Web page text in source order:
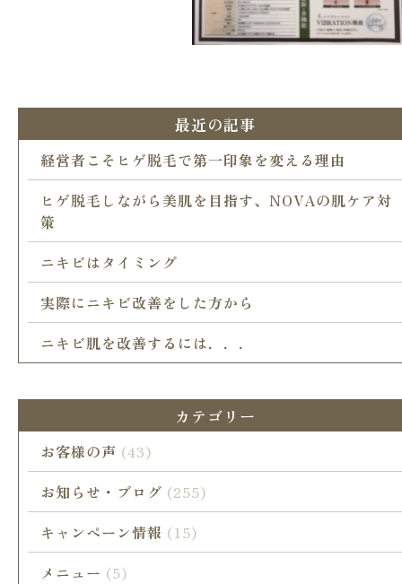
最近の記事
経営者こそヒゲ脱毛で第一印象を変える理由
ヒゲ脱毛しながら美肌を目指す、NOVAの肌ケア対
策
ニキビはタイミング
実際にニキビ改善をした方から
ニキビ肌を改善するには．．．
カテゴリー
お客様の声 (43)
お知らせ・ブログ (255)
キャンペーン情報 (15)
メニュー (5)